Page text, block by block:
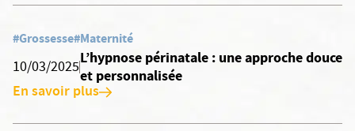
#Grossesse#Maternité
10/03/2025
L’hypnose périnatale : une approche douce
et personnalisée
En savoir plus